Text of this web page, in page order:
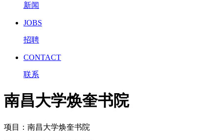
新闻
JOBS
招聘
CONTACT
联系
南昌大学焕奎书院
项目： 南昌大学焕奎书院